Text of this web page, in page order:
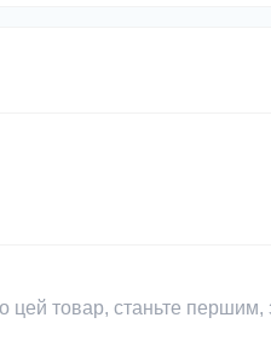
цей товар, станьте першим,